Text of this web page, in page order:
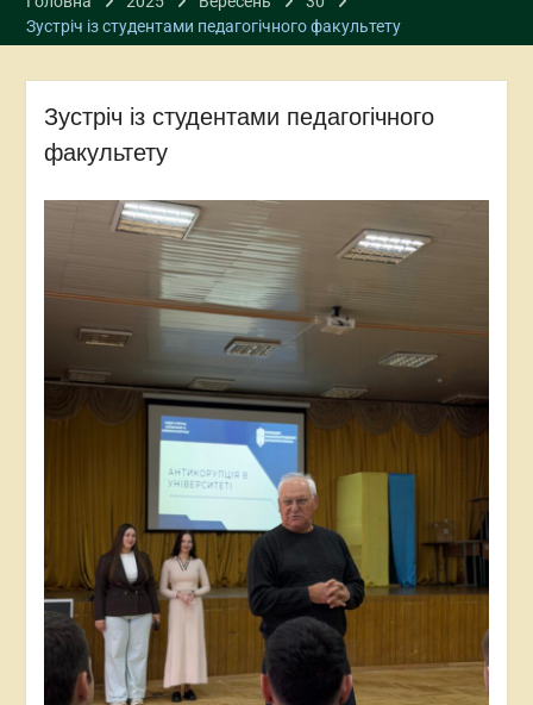
Зустріч із студентами педагогічного факультету
Зустріч із студентами педагогічного
факультету